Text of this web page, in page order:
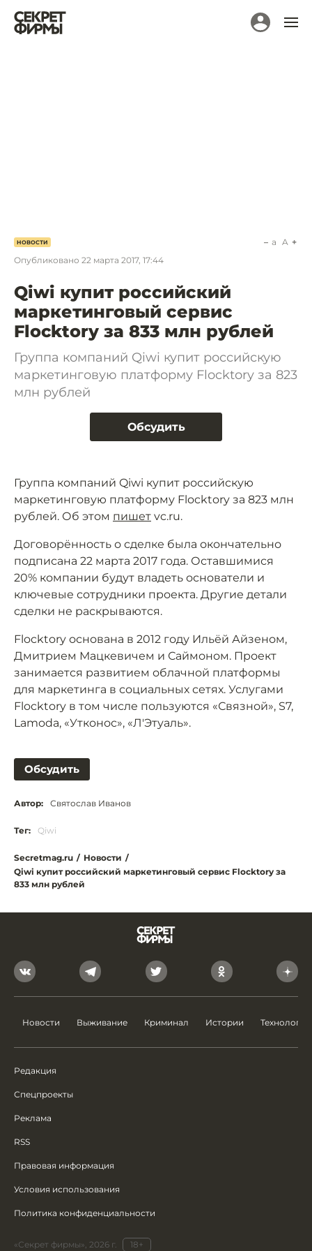
НОВОСТИ
Опубликовано 22 марта 2017, 17:44
a A
Qiwi купит российский
маркетинговый сервис
Flocktory за 833 млн рублей
Группа компаний Qiwi купит российскую
маркетинговую платформу Flocktory за 823
млн рублей
Обсудить
Группа компаний Qiwi купит российскую
маркетинговую платформу Flocktory за 823 млн
рублей. Об этом пишет vc.ru.
Договорённость о сделке была окончательно
подписана 22 марта 2017 года. Оставшимися
20% компании будут владеть основатели и
ключевые сотрудники проекта. Другие детали
сделки не раскрываются.
Flocktory основана в 2012 году Ильёй Айзеном,
Дмитрием Мацкевичем и Саймоном. Проект
занимается развитием облачной платформы
для маркетинга в социальных сетях. Услугами
Flocktory в том числе пользуются «Связной», S7,
Lamoda, «Утконос», «Л'Этуаль».
Обсудить
Автор: Святослав Иванов
Тег: Qiwi
Secretmag.ru / Новости /
Qiwi купит российский маркетинговый сервис Flocktory за
833 млн рублей
Новости Выживание Криминал Истории Технологии
Редакция
Спецпроекты
Реклама
RSS
Правовая информация
Условия использования
Политика конфиденциальности
«Секрет фирмы», 2026 г. 18+